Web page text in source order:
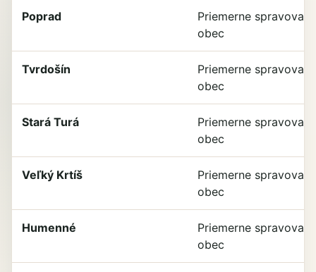
Poprad
Priemerne spravovaná
obec
Tvrdošín
Priemerne spravovaná
obec
Stará Turá
Priemerne spravovaná
obec
Veľký Krtíš
Priemerne spravovaná
obec
Humenné
Priemerne spravovaná
obec